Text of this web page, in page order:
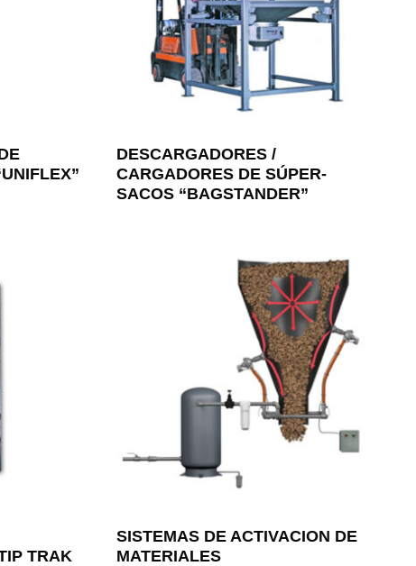
DESCARGADORES /
CARGADORES DE SÚPER-
SACOS “BAGSTANDER”
TRAK
SISTEMAS DE ACTIVACION DE
MATERIALES